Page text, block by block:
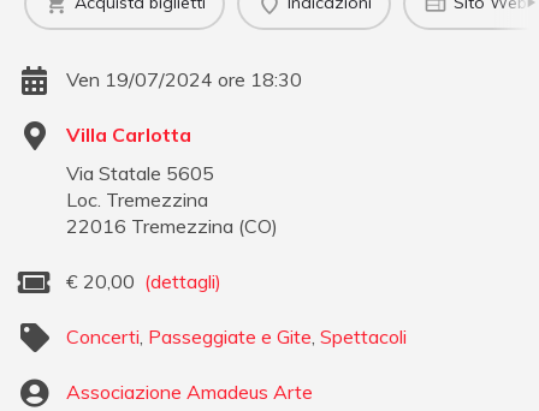
Ven 19/07/2024 ore 18:30
Villa Carlotta
Via Statale 5605
Loc. Tremezzina
22016 Tremezzina (CO)
€ 20,00 (dettagli)
Concerti Passeggiate e Gite Spettacoli
Associazione Amadeus Arte